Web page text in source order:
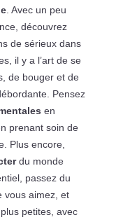
. Avec un peu
découvrez
de sérieux dans
il y a l’art de se
de bouger et de
Pensez
en
prenant soin de
Plus encore,
du monde
passez du
vous aimez, et
petites, avec